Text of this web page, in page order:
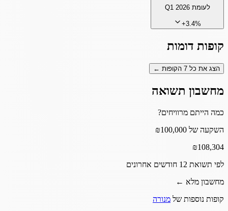
לעומתQ1 2026
+3.4%
קופות דומות
הצג את כל 7 הקופות ←
מחשבון תשואה
כמה הייתם מרוויחים?
השקעה של ₪100,000
₪108,304
לפי תשואת 12 חודשים אחרונים
מחשבון מלא ←
קופות נוספות של מנורה